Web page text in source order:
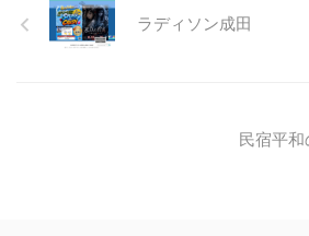
ラディソン成田
民宿平